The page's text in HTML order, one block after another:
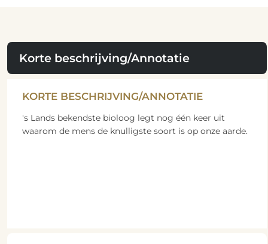
Korte beschrijving/Annotatie
KORTE BESCHRIJVING/ANNOTATIE
's Lands bekendste bioloog legt nog één keer uit
waarom de mens de knulligste soort is op onze aarde.